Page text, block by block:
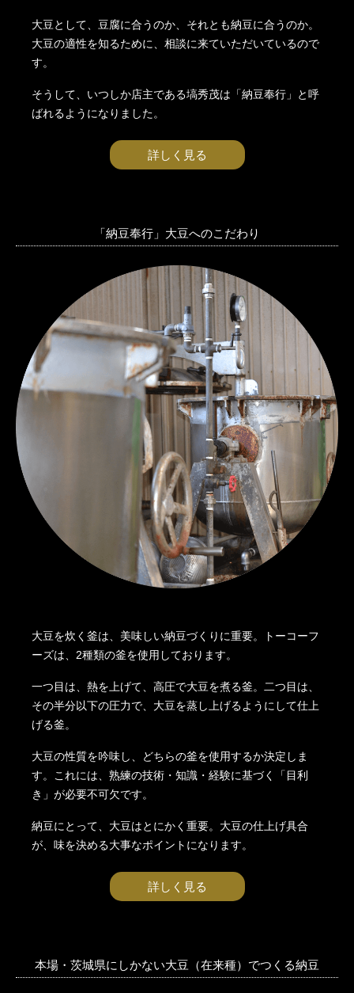
大豆として、豆腐に合うのか、それとも納豆に合うのか。
大豆の適性を知るために、相談に来ていただいているので
す。
そうして、いつしか店主である塙秀茂は「納豆奉行」と呼
ばれるようになりました。
詳しく見る
「納豆奉行」大豆へのこだわり
大豆を炊く釜は、美味しい納豆づくりに重要。トーコーフ
ーズは、2種類の釜を使用しております。
一つ目は、熱を上げて、高圧で大豆を煮る釜。二つ目は、
その半分以下の圧力で、大豆を蒸し上げるようにして仕上
げる釜。
大豆の性質を吟味し、どちらの釜を使用するか決定しま
す。これには、熟練の技術・知識・経験に基づく「目利
き」が必要不可欠です。
納豆にとって、大豆はとにかく重要。大豆の仕上げ具合
が、味を決める大事なポイントになります。
詳しく見る
本場・茨城県にしかない大豆（在来種）でつくる納豆